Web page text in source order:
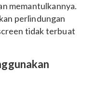
memantulkannya.
perlindungan
tidak terbuat